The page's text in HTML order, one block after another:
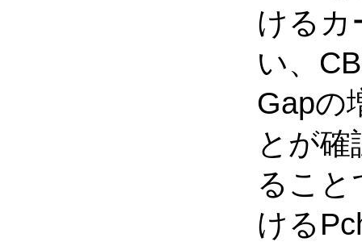
けるカ
い、
Gapの
とが
ること
ける